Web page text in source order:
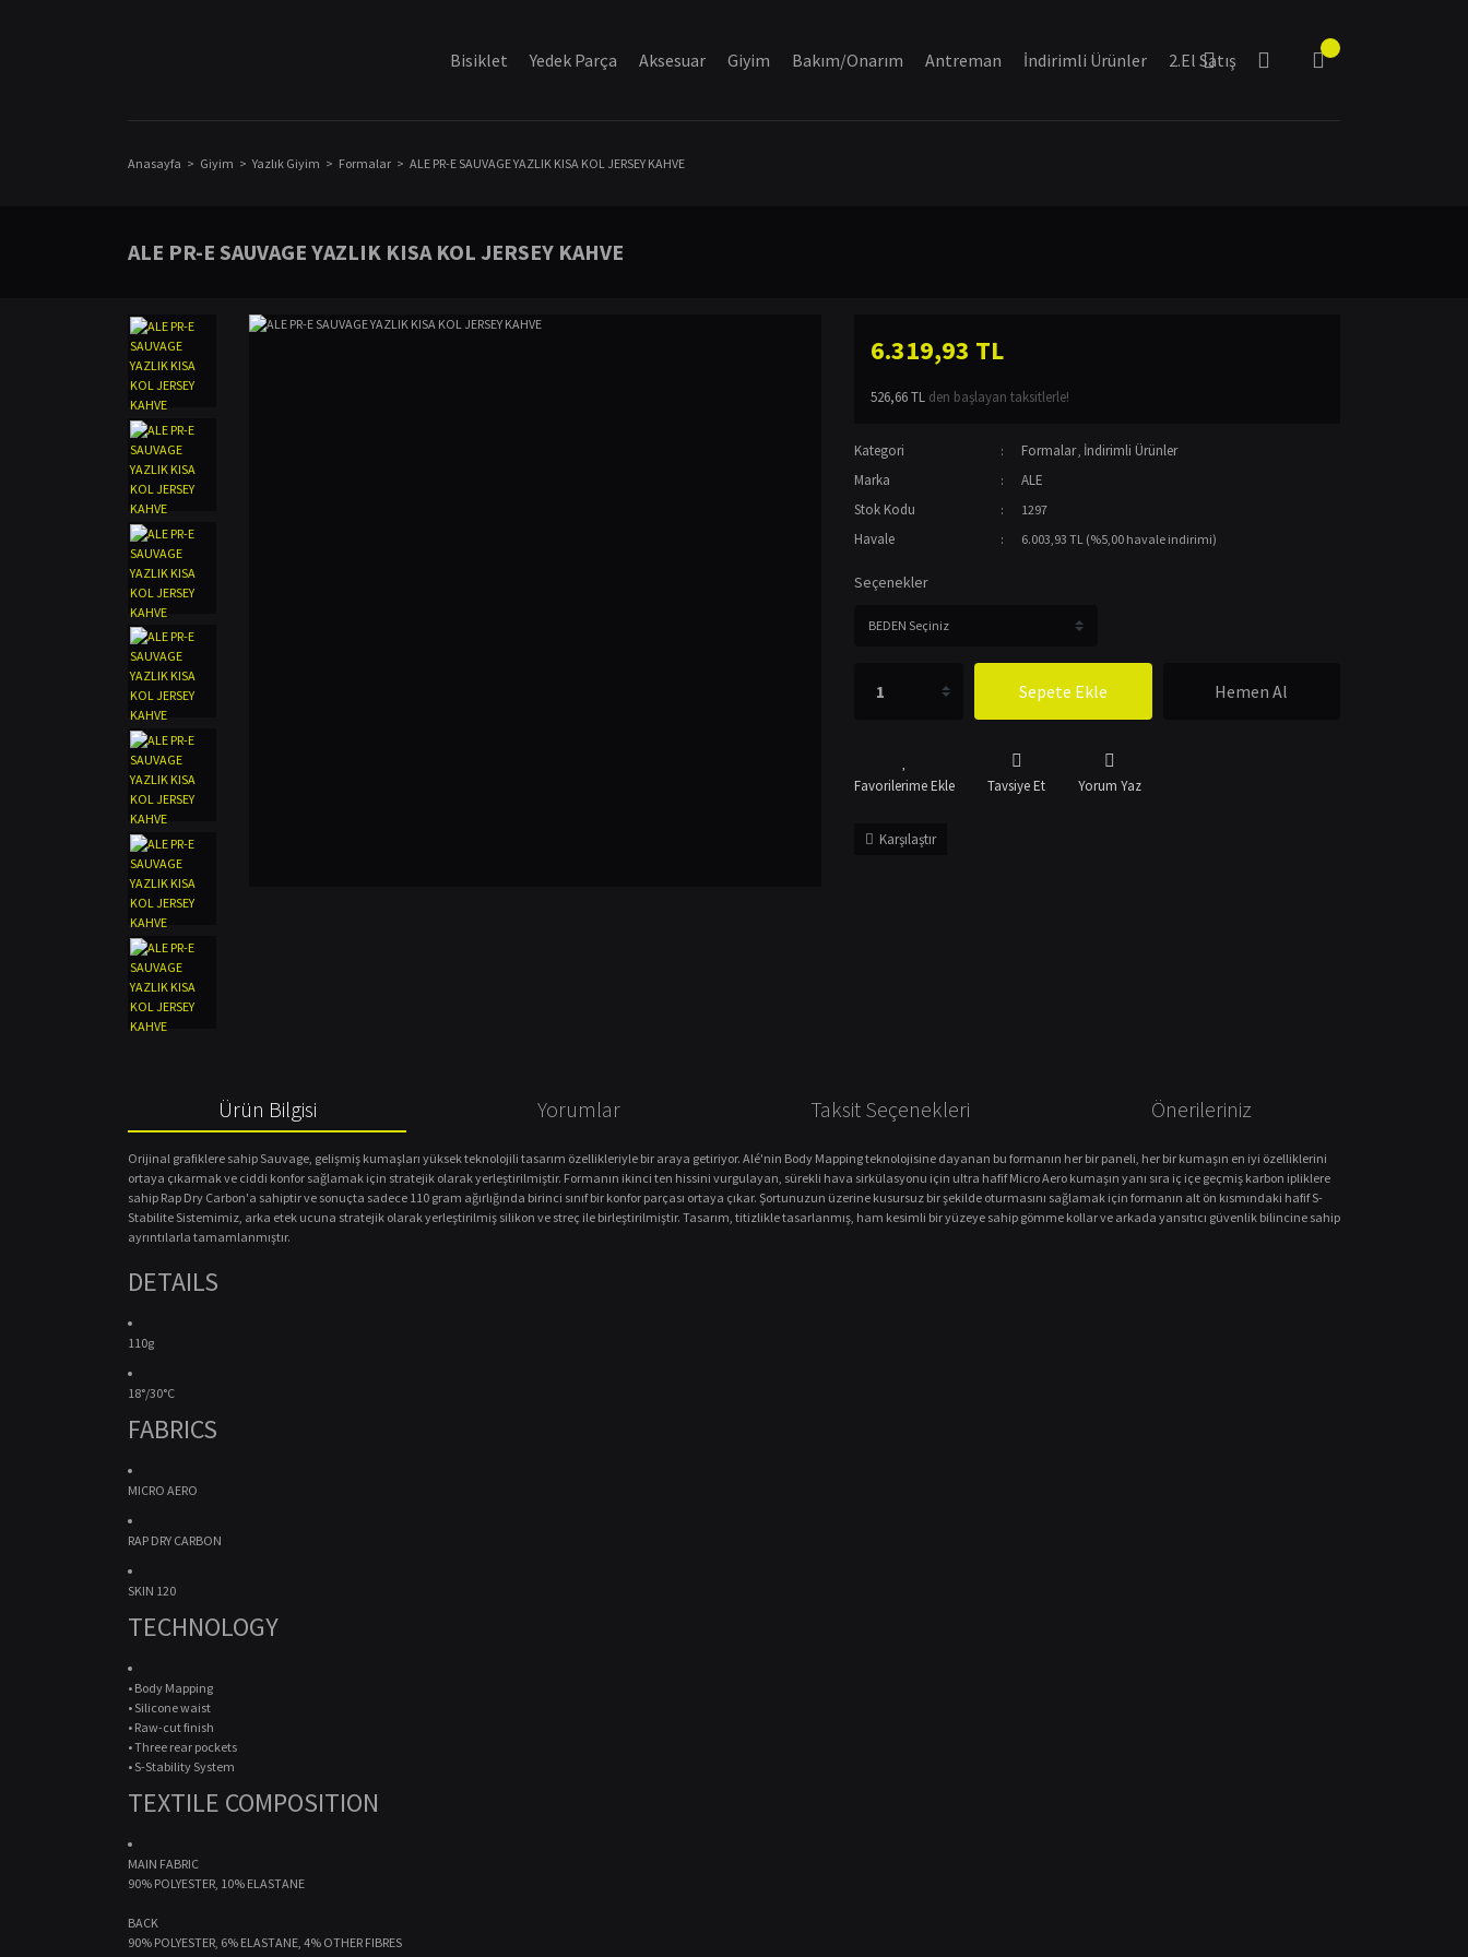
Bisiklet Yedek Parça Aksesuar Giyim Bakım/Onarım Antreman İndirimli Ürünler 2.El Satış
Anasayfa Giyim Yazlık Giyim Formalar ALE PR-E SAUVAGE YAZLIK KISA KOL JERSEY KAHVE
ALE PR-E SAUVAGE YAZLIK KISA KOL JERSEY KAHVE
6.319,93 TL
526,66 TL den başlayan taksitlerle!
Kategori Formalar, İndirimli Ürünler
Marka
ALE
Stok Kodu
1297
Havale 6.003,93 TL (%5,00 havale indirimi)
Seçenekler
Sepete Ekle Hemen Al
Tavsiye Et Yorum Yaz
Karşılaştır
Ürün Bilgisi Yorumlar Taksit Seçenekleri Önerileriniz
Orijinal grafiklere sahip Sauvage, gelişmiş kumaşları yüksek teknolojili tasarım özellikleriyle bir araya getiriyor. Alé'nin Body Mapping teknolojisine dayanan bu formanın her bir paneli, her bir kumaşın en iyi özelliklerini
ortaya çıkarmak ve ciddi konfor sağlamak için stratejik olarak yerleştirilmiştir. Formanın ikinci ten hissini vurgulayan, sürekli hava sirkülasyonu için ultra hafif Micro Aero kumaşın yanı sıra iç içe geçmiş karbon ipliklere
sahip Rap Dry Carbon'a sahiptir ve sonuçta sadece 110 gram ağırlığında birinci sınıf bir konfor parçası ortaya çıkar. Şortunuzun üzerine kusursuz bir şekilde oturmasını sağlamak için formanın alt ön kısmındaki hafif S-
Stabilite Sistemimiz, arka etek ucuna stratejik olarak yerleştirilmiş silikon ve streç ile birleştirilmiştir. Tasarım, titizlikle tasarlanmış, ham kesimli bir yüzeye sahip gömme kollar ve arkada yansıtıcı güvenlik bilincine sahip
ayrıntılarla tamamlanmıştır.
DETAILS
110g
18°/30°C
FABRICS
MICRO AERO
RAP DRY CARBON
SKIN 120
TECHNOLOGY
• Body Mapping
• Silicone waist
• Raw-cut finish
• Three rear pockets
• S-Stability System
TEXTILE COMPOSITION
MAIN FABRIC
90% POLYESTER, 10% ELASTANE
BACK
90% POLYESTER, 6% ELASTANE, 4% OTHER FIBRES